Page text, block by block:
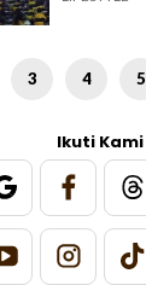
3 4 5
Ikuti Kami